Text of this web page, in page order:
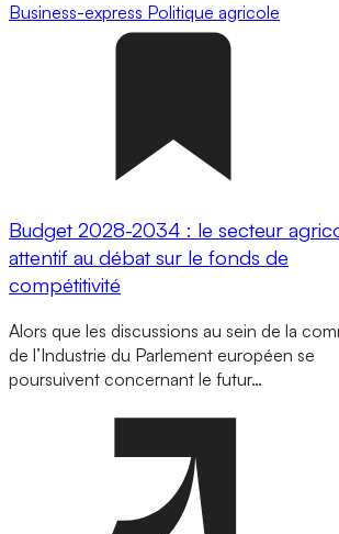
Business-express Politique agricole
Budget 2028-2034 : le secteur
attentif au débat sur le fonds de
compétitivité
Alors que les discussions au sein de la
de l’Industrie du Parlement européen se
poursuivent concernant le futur…